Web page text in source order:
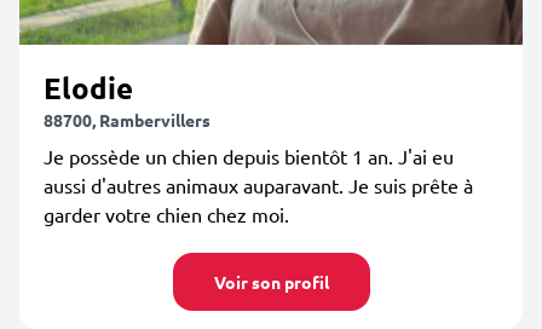
Elodie
88700, Rambervillers
Je possède un chien depuis bientôt 1 an. J'ai eu
aussi d'autres animaux auparavant. Je suis prête à
garder votre chien chez moi.
Voir son profil